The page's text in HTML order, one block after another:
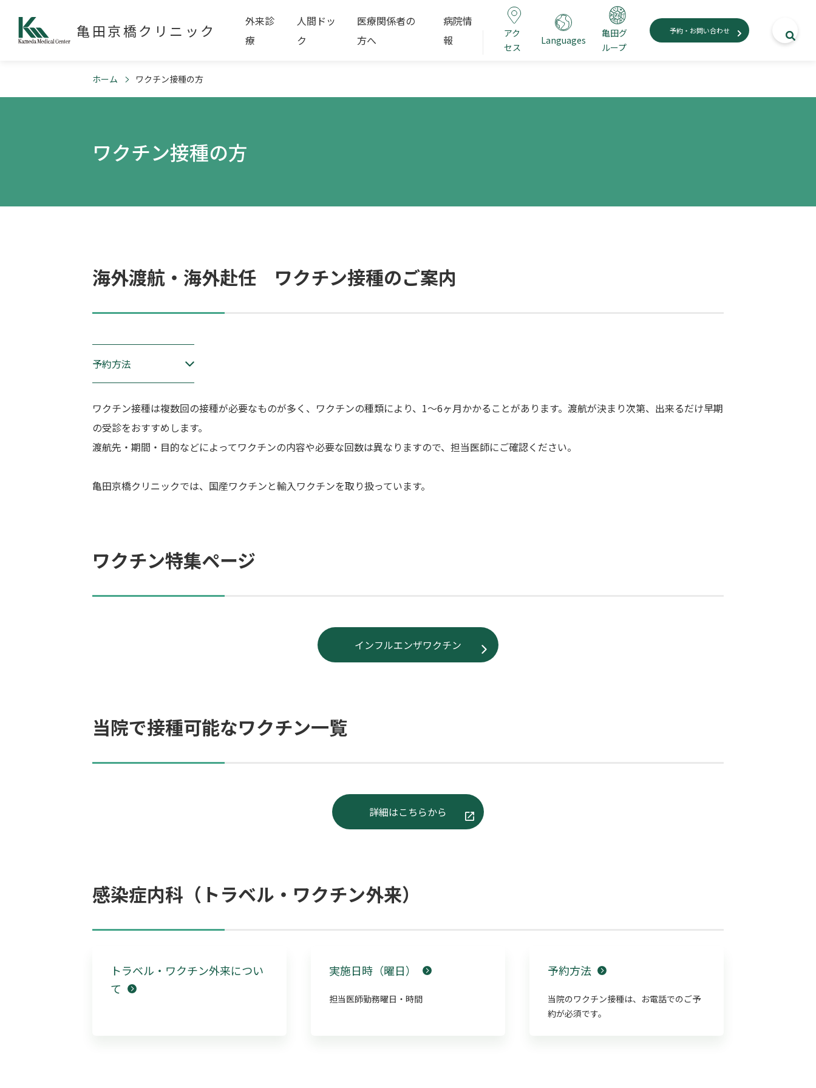
亀田京橋クリニック
外来診
療
人間ドッ
ク
医療関係者の
方へ
病院情
報
アク
セス
Languages
亀田グ
ループ
予約・お問い合わせ
ホーム ワクチン接種の方
ワクチン接種の方
海外渡航・海外赴任 ワクチン接種のご案内
予約方法
ワクチン接種は複数回の接種が必要なものが多く、ワクチンの種類により、1～6ヶ月かかることがあります。渡航が決まり次第、出来るだけ早期
の受診をおすすめします。
渡航先・期間・目的などによってワクチンの内容や必要な回数は異なりますので、担当医師にご確認ください。
亀田京橋クリニックでは、国産ワクチンと輸入ワクチンを取り扱っています。
ワクチン特集ページ
インフルエンザワクチン
当院で接種可能なワクチン一覧
詳細はこちらから
感染症内科（トラベル・ワクチン外来）
トラベル・ワクチン外来につい
て
実施日時（曜日）
担当医師勤務曜日・時間
予約方法
当院のワクチン接種は、お電話でのご予
約が必須です。